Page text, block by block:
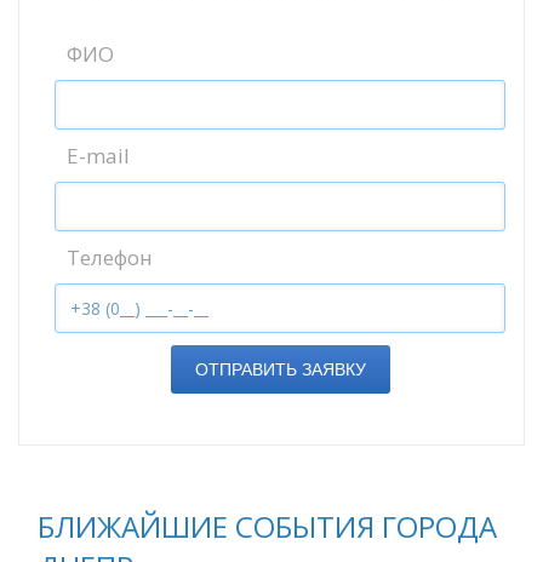
ФИО
E-mail
Телефон
ОТПРАВИТЬ ЗАЯВКУ
БЛИЖАЙШИЕ СОБЫТИЯ ГОРОДА